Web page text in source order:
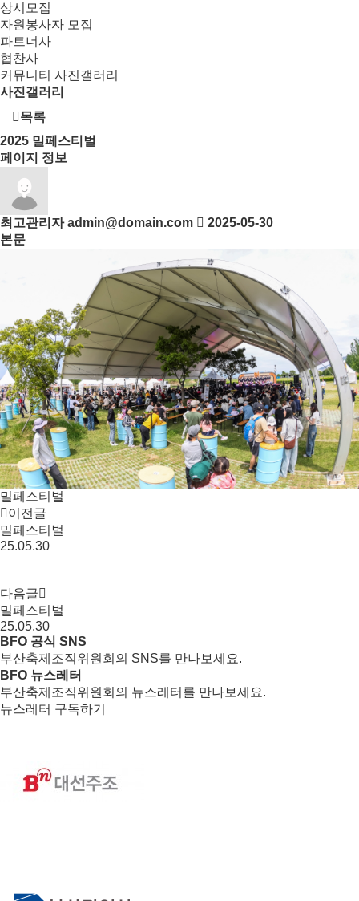
상시모집
자원봉사자 모집
파트너사
협찬사
커뮤니티 사진갤러리
사진갤러리
목록
2025 밀페스티벌
페이지 정보
최고관리자 admin@domain.com
2025-05-30
본문
밀페스티벌
이전글
밀페스티벌
25.05.30
다음글
밀페스티벌
25.05.30
BFO 공식 SNS
부산축제조직위원회의 SNS를 만나보세요.
BFO 뉴스레터
부산축제조직위원회의 뉴스레터를 만나보세요.
뉴스레터 구독하기